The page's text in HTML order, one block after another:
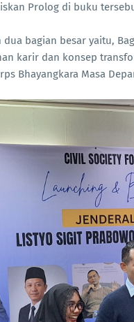
Prolog di buku
bagian besar yaitu,
karir dan konsep
Bhayangkara Masa